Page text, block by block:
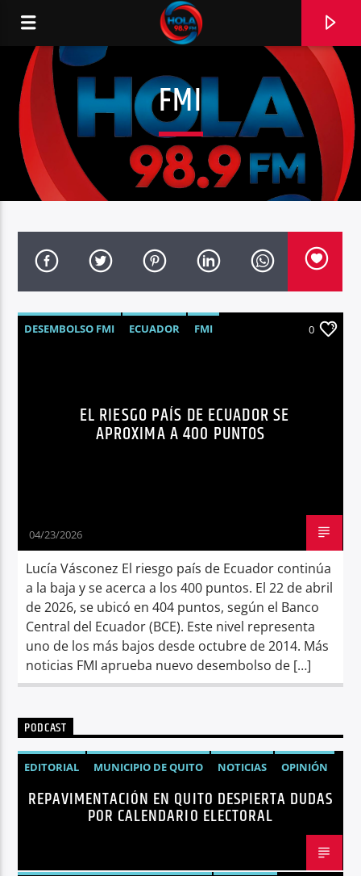
RADIO HOLA
FMI
DESEMBOLSO FMI ECUADOR
FMI
0
EL RIESGO PAÍS DE ECUADOR SE
APROXIMA A 400 PUNTOS
04/23/2026
Lucía Vásconez El riesgo país de Ecuador continúa
a la baja y se acerca a los 400 puntos. El 22 de abril
de 2026, se ubicó en 404 puntos, según el Banco
Central del Ecuador (BCE). Este nivel representa
uno de los más bajos desde octubre de 2014. Más
noticias FMI aprueba nuevo desembolso de […]
PODCAST
EDITORIAL MUNICIPIO DE QUITO NOTICIAS
OPINIÓN
QUITO
REPAVIMENTACIÓN
REPAVIMENTACIÓN EN QUITO DESPIERTA DUDAS
POR CALENDARIO ELECTORAL